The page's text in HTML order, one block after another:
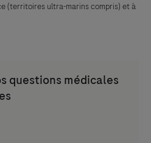
(territoires ultra-marins compris) et à